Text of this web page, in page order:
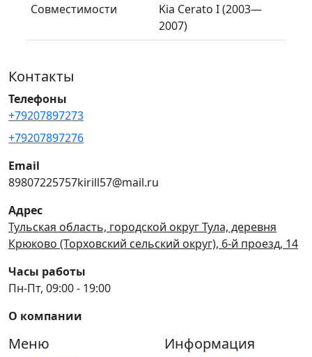
Совместимости
Kia Cerato I (2003—
2007)
Контакты
Телефоны
+79207897273
+79207897276
Email
89807225757kirill57@mail.ru
Адрес
Тульская область, городской округ Тула, деревня
Крюково (Торховский сельский округ), 6-й проезд, 14
Часы работы
Пн-Пт, 09:00 - 19:00
О компании
Меню Информация